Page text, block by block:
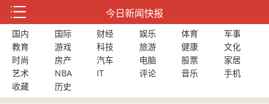
今日新闻快报
国内 国际 财经 娱乐 体育
军事
教育
游戏 科技 旅游 健康
文化
时尚
房产 汽车 电脑 股票
家居
艺术
NBA IT 评论 音乐
手机
收藏
历史